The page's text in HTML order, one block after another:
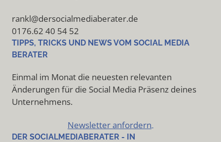
rankl@dersocialmediaberater.de
0176.62 40 54 52
TIPPS, TRICKS UND NEWS VOM SOCIAL MEDIA
BERATER
Einmal im Monat die neuesten relevanten
Änderungen für die Social Media Präsenz deines
Unternehmens.
Newsletter anfordern
DER SOCIALMEDIABERATER - IN